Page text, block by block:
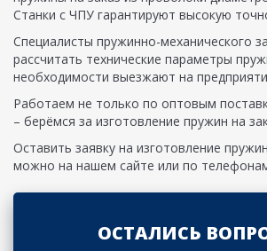
Станки с ЧПУ гарантируют высокую
Специалисты пружинно-механического
рассчитать технические параметры
необходимости выезжают на
Работаем не только по оптовым
– берёмся за изготовление пружин на
Оставить заявку на изготовление
можно на нашем сайте или по
ОСТАЛИСЬ